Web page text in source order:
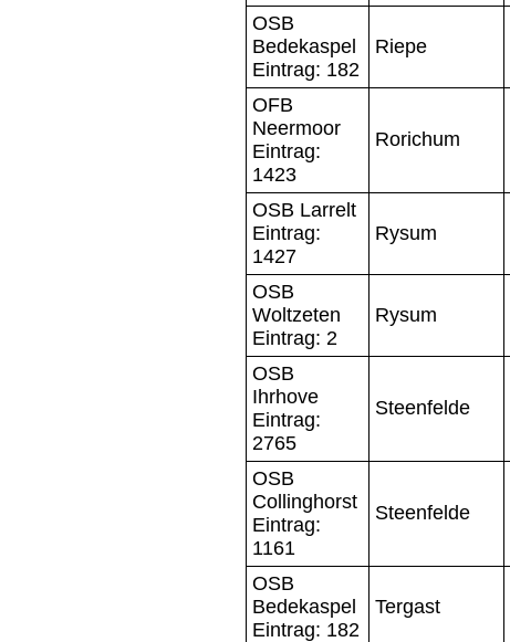
OSB
Bedekaspel
Eintrag: 182
Riepe
OFB
Neermoor
Eintrag:
1423
Rorichum
OSB Larrelt
Eintrag:
1427
Rysum
OSB
Woltzeten
Eintrag: 2
Rysum
OSB
Ihrhove
Eintrag:
2765
Steenfelde
OSB
Collinghorst
Eintrag:
1161
Steenfelde
OSB
Bedekaspel
Eintrag: 182
Tergast